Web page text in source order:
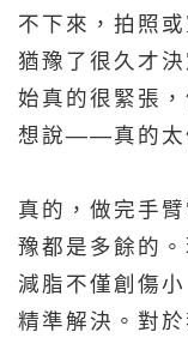
不下來，拍照
猶豫了很久才
始真的很緊張
想說——真的太
真的，做完手臂
豫都是多餘的
減脂 不僅創傷
精準解決。對